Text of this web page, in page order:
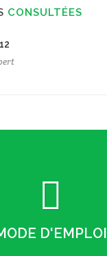
CONSULTÉES
D'EMPLOI